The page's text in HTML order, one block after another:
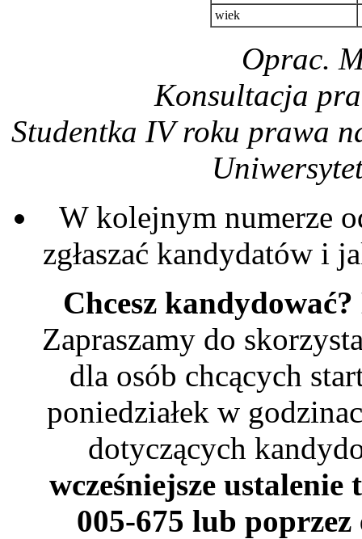
wiek
Oprac.
Konsultacja
Studentka IV roku prawa
W kolejnym numerze
zgłaszać kandydatów i
Chcesz kandydować?
Zapraszamy do
dla osób chcących
poniedziałek w
dotyczących
wcześniejsze
005-675 lub